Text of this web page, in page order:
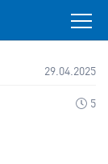
29.04.2025
5